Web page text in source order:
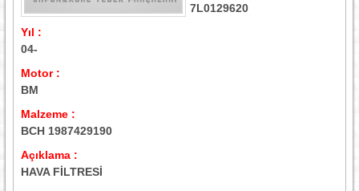
7L0129620
Yıl :
04-
Motor :
BM
Malzeme :
BCH 1987429190
Açıklama :
HAVA FİLTRESİ